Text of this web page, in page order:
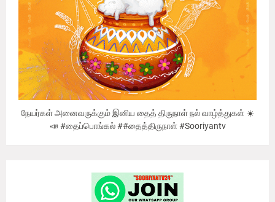
நேயர்கள் அனைவருக்கும் இனிய தைத் திருநாள் நல் வாழ்த்துகள் ☀️
📣 #தைப்பொங்கல் ##தைத்திருநாள் #Sooriyantv